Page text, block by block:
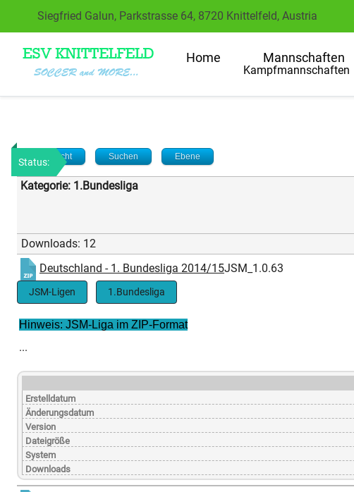
Siegfried Galun, Parkstrasse 64, 8720 Knittelfeld, Austria
Home Mannschaften
Kampfmannschaften
Übersicht Suchen Ebene
Kategorie: 1.Bundesliga
Downloads: 12
Deutschland - 1. Bundesliga 2014/15JSM_1.0.63
JSM-Ligen 1.Bundesliga
Hinweis: JSM-Liga im ZIP-Format
...
Erstelldatum
Änderungsdatum
Version
Dateigröße
System
Downloads
Status: